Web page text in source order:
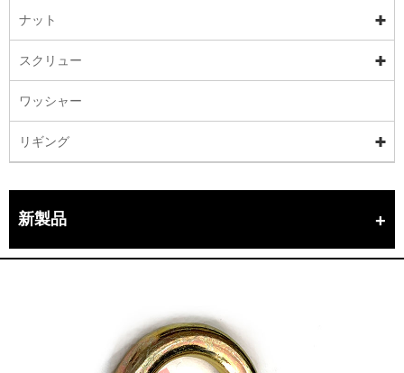
ナット
スクリュー
ワッシャー
リギング
新製品